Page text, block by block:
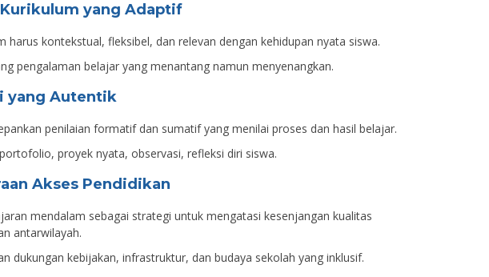
yang Adaptif
harus kontekstual, fleksibel, dan relevan dengan kehidupan nyata siswa.
pengalaman belajar yang menantang namun menyenangkan.
yang Autentik
penilaian formatif dan sumatif yang menilai proses dan hasil belajar.
proyek nyata, observasi, refleksi diri siswa.
Akses Pendidikan
mendalam sebagai strategi untuk mengatasi kesenjangan kualitas
antarwilayah.
dukungan kebijakan, infrastruktur, dan budaya sekolah yang inklusif.